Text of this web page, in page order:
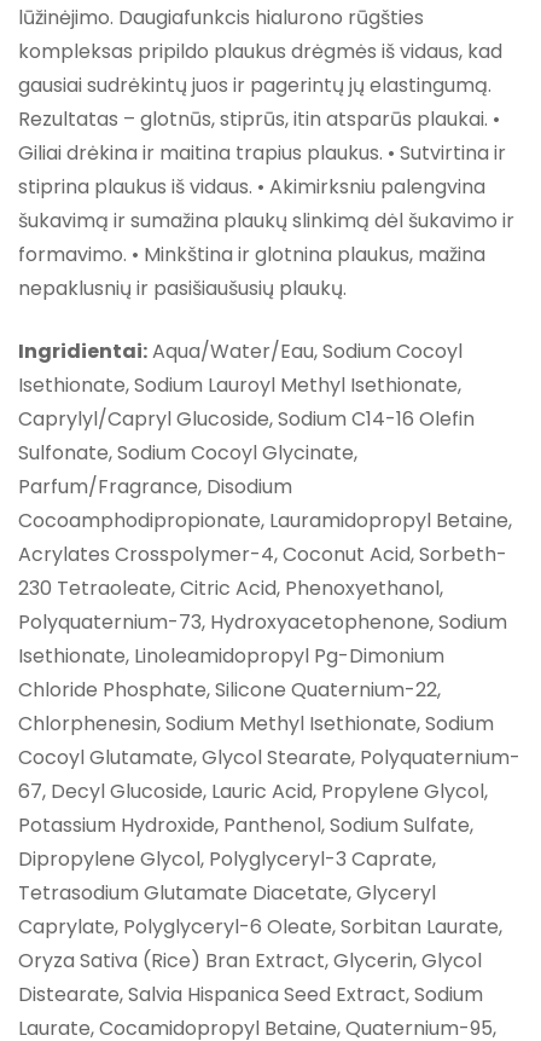
lūžinėjimo. Daugiafunkcis hialurono rūgšties
kompleksas pripildo plaukus drėgmės iš vidaus, kad
gausiai sudrėkintų juos ir pagerintų jų elastingumą.
Rezultatas – glotnūs, stiprūs, itin atsparūs plaukai. •
Giliai drėkina ir maitina trapius plaukus. • Sutvirtina ir
stiprina plaukus iš vidaus. • Akimirksniu palengvina
šukavimą ir sumažina plaukų slinkimą dėl šukavimo ir
formavimo. • Minkština ir glotnina plaukus, mažina
nepaklusnių ir pasišiaušusių plaukų.
Ingridientai:Aqua/Water/Eau, Sodium Cocoyl
Isethionate, Sodium Lauroyl Methyl Isethionate,
Caprylyl/Capryl Glucoside, Sodium C14-16 Olefin
Sulfonate, Sodium Cocoyl Glycinate,
Parfum/Fragrance, Disodium
Cocoamphodipropionate, Lauramidopropyl Betaine,
Acrylates Crosspolymer-4, Coconut Acid, Sorbeth-
230 Tetraoleate, Citric Acid, Phenoxyethanol,
Polyquaternium-73, Hydroxyacetophenone, Sodium
Isethionate, Linoleamidopropyl Pg-Dimonium
Chloride Phosphate, Silicone Quaternium-22,
Chlorphenesin, Sodium Methyl Isethionate, Sodium
Cocoyl Glutamate, Glycol Stearate, Polyquaternium-
67, Decyl Glucoside, Lauric Acid, Propylene Glycol,
Potassium Hydroxide, Panthenol, Sodium Sulfate,
Dipropylene Glycol, Polyglyceryl-3 Caprate,
Tetrasodium Glutamate Diacetate, Glyceryl
Caprylate, Polyglyceryl-6 Oleate, Sorbitan Laurate,
Oryza Sativa (Rice) Bran Extract, Glycerin, Glycol
Distearate, Salvia Hispanica Seed Extract, Sodium
Laurate, Cocamidopropyl Betaine, Quaternium-95,